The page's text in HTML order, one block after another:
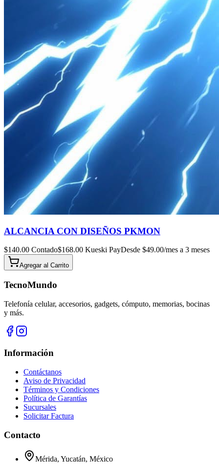
ALCANCIA CON DISEÑOS PKMON
$140.00 Contado$168.00 Kueski PayDesde $49.00/mes a 3 meses
Agregar al Carrito
TecnoMundo
Telefonía celular, accesorios, gadgets, cómputo, memorias, bocinas
y más.
Información
Contáctanos
Aviso de Privacidad
Términos y Condiciones
Política de Garantías
Sucursales
Solicitar Factura
Contacto
Mérida, Yucatán, México